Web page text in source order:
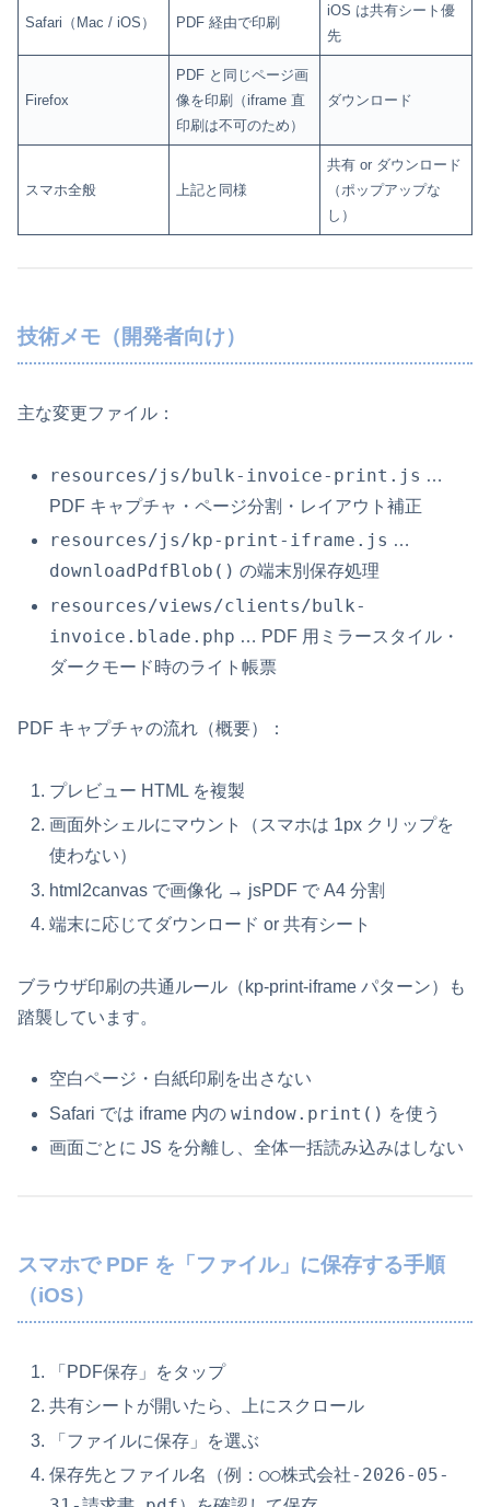
Safari（Mac / iOS） PDF 経由で印刷
iOS は共有シート優
先
Firefox
PDF と同じページ画
像を印刷（iframe 直
印刷は不可のため）
ダウンロード
スマホ全般 上記と同様
共有 or ダウンロード
（ポップアップな
し）
技術メモ（開発者向け）
主な変更ファイル：
resources/js/bulk-invoice-print.js …
PDF キャプチャ・ページ分割・レイアウト補正
resources/js/kp-print-iframe.js …
downloadPdfBlob() の端末別保存処理
resources/views/clients/bulk-
invoice.blade.php … PDF 用ミラースタイル・
ダークモード時のライト帳票
PDF キャプチャの流れ（概要）：
プレビュー HTML を複製
画面外シェルにマウント（スマホは 1px クリップを
使わない）
html2canvas で画像化 → jsPDF で A4 分割
端末に応じてダウンロード or 共有シート
ブラウザ印刷の共通ルール（kp-print-iframe パターン）も
踏襲しています。
空白ページ・白紙印刷を出さない
Safari では iframe 内のwindow.print() を使う
画面ごとに JS を分離し、全体一括読み込みはしない
スマホで PDF を「ファイル」に保存する手順
（iOS）
「PDF保存」をタップ
共有シートが開いたら、上にスクロール
「ファイルに保存」を選ぶ
保存先とファイル名（例：○○株式会社-2026-05-